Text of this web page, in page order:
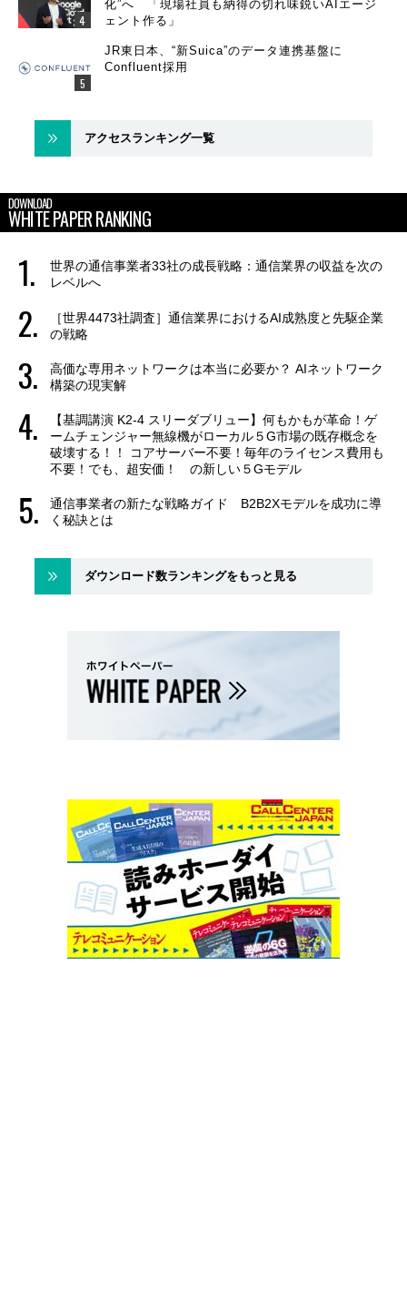
化”へ 「現場社員も納得の切れ味鋭いAIエージ
ェント作る」
JR東日本、“新Suica”のデータ連携基盤に
Confluent採用
アクセスランキング一覧
DOWNLOAD
WHITE PAPER RANKING
世界の通信事業者33社の成長戦略：通信業界の収益を次の
レベルへ
［世界4473社調査］通信業界におけるAI成熟度と先駆企業
の戦略
高価な専用ネットワークは本当に必要か？ AIネットワーク
構築の現実解
【基調講演 K2-4 スリーダブリュー】何もかもが革命！ゲ
ームチェンジャー無線機がローカル５G市場の既存概念を
破壊する！！ コアサーバー不要！毎年のライセンス費用も
不要！でも、超安価！ の新しい５Gモデル
通信事業者の新たな戦略ガイド B2B2Xモデルを成功に導
く秘訣とは
ダウンロード数ランキングをもっと見る